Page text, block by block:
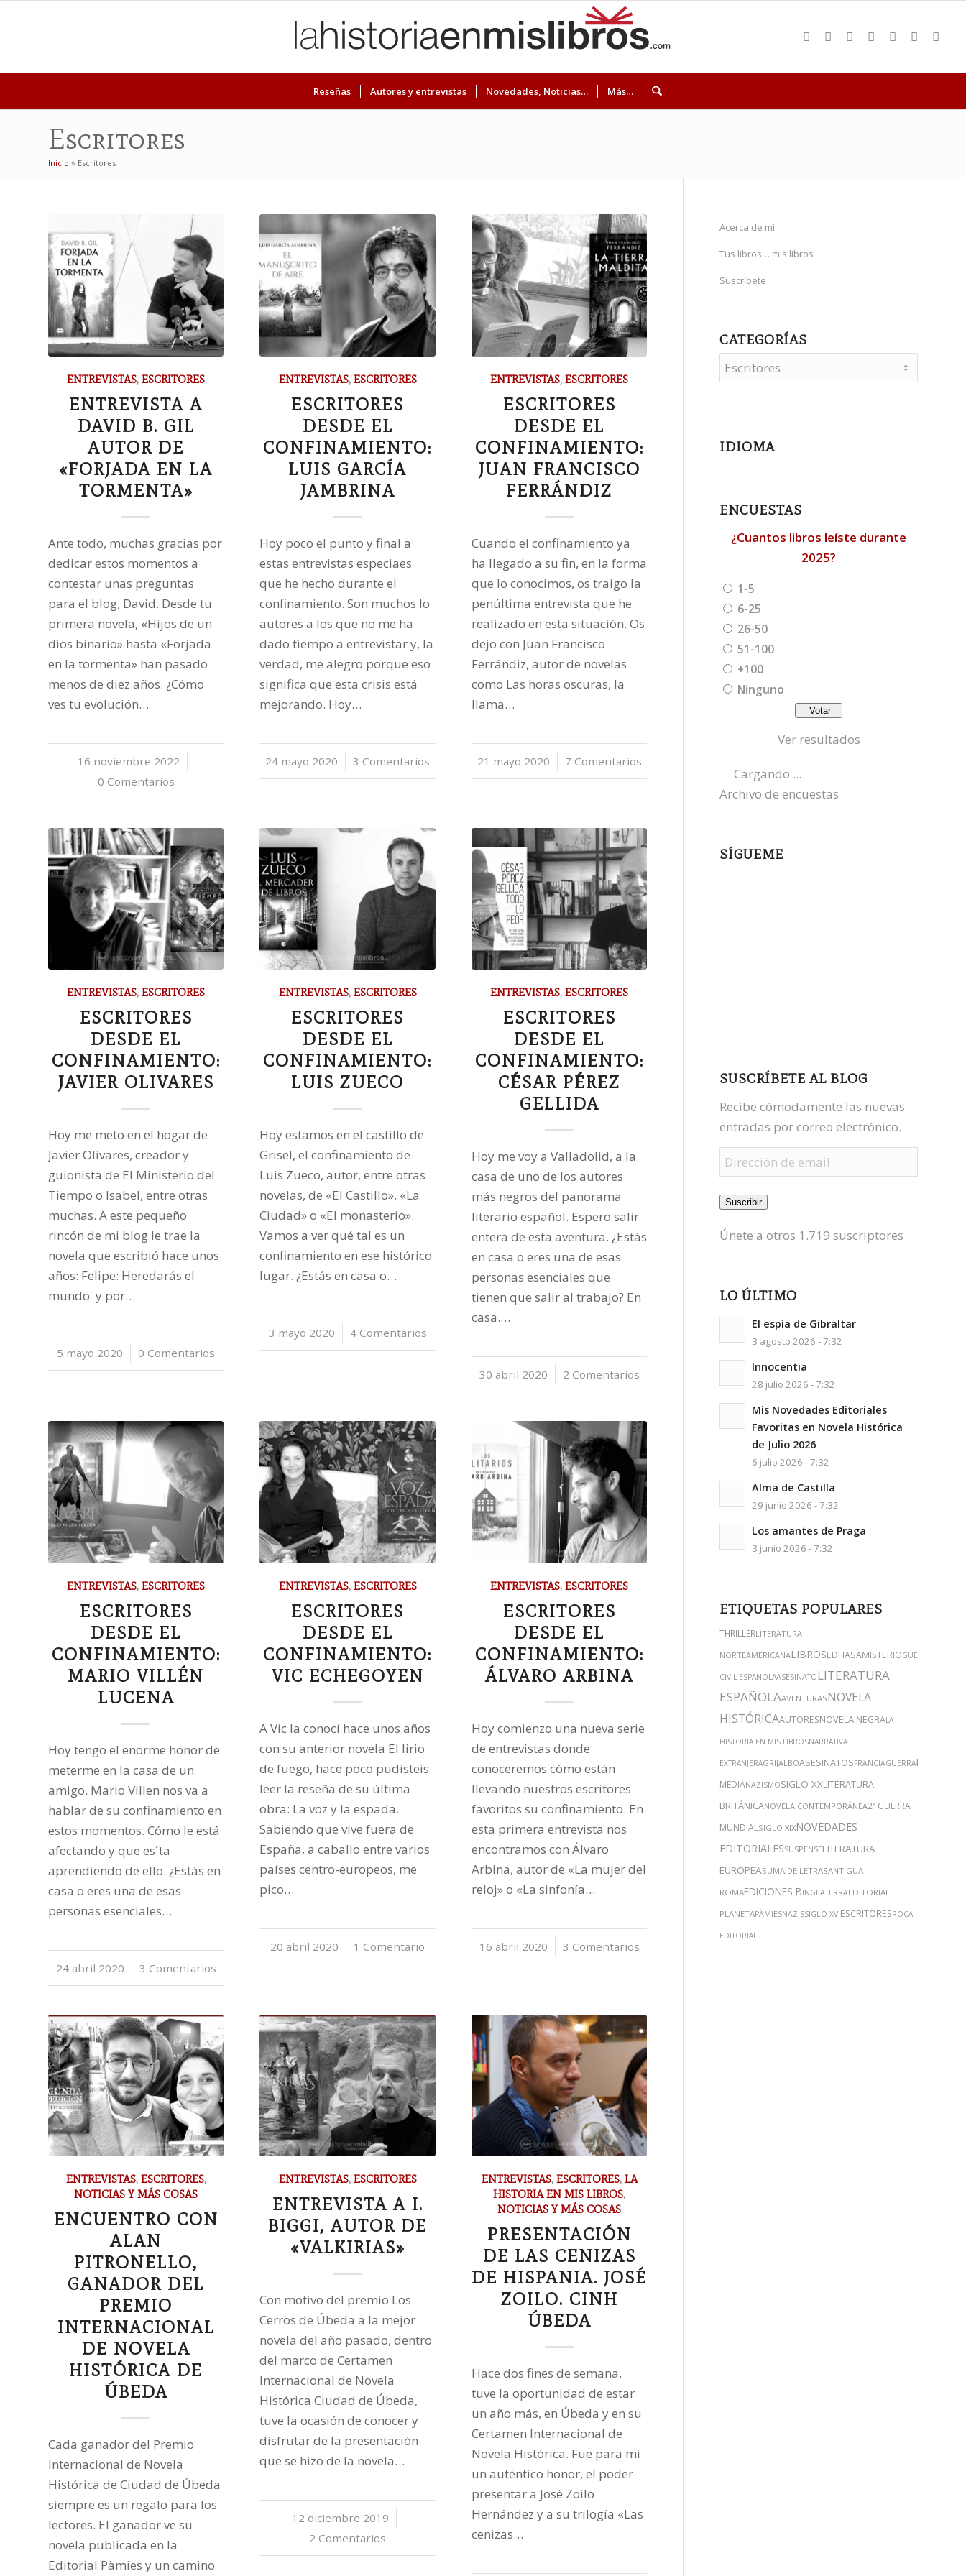
Reseñas Autores y entrevistas Novedades, Noticias… Más…
Escritores
Inicio » Escritores
ENTREVISTAS,ESCRITORES
ENTREVISTA A
DAVID B. GIL
AUTOR DE
«FORJADA EN LA
TORMENTA»
Ante todo, muchas gracias por
dedicar estos momentos a
contestar unas preguntas
para el blog, David. Desde tu
primera novela, «Hijos de un
dios binario» hasta «Forjada
en la tormenta» han pasado
menos de diez años. ¿Cómo
ves tu evolución…
16 noviembre 2022
/
0 Comentarios
ENTREVISTAS, ESCRITORES
ESCRITORES
DESDE EL
CONFINAMIENTO:
LUIS GARCÍA
JAMBRINA
Hoy poco el punto y final a
estas entrevistas especiaes
que he hecho durante el
confinamiento. Son muchos lo
autores a los que no me ha
dado tiempo a entrevistar y, la
verdad, me alegro porque eso
significa que esta crisis está
mejorando. Hoy…
24 mayo 2020
/ 3 Comentarios
ENTREVISTAS,ESCRITORES
ESCRITORES
DESDE EL
CONFINAMIENTO:
JUAN FRANCISCO
FERRÁNDIZ
Cuando el confinamiento ya
ha llegado a su fin, en la forma
que lo conocimos, os traigo la
penúltima entrevista que he
realizado en esta situación. Os
dejo con Juan Francisco
Ferrándiz, autor de novelas
como Las horas oscuras, la
llama…
21 mayo 2020
/ 7 Comentarios
ENTREVISTAS,ESCRITORES
ESCRITORES
DESDE EL
CONFINAMIENTO:
JAVIER OLIVARES
Hoy me meto en el hogar de
Javier Olivares, creador y
guionista de El Ministerio del
Tiempo o Isabel, entre otras
muchas. A este pequeño
rincón de mi blog le trae la
novela que escribió hace unos
años: Felipe: Heredarás el
mundo y por…
5 mayo 2020
/ 0 Comentarios
ENTREVISTAS, ESCRITORES
ESCRITORES
DESDE EL
CONFINAMIENTO:
LUIS ZUECO
Hoy estamos en el castillo de
Grisel, el confinamiento de
Luis Zueco, autor, entre otras
novelas, de «El Castillo», «La
Ciudad» o «El monasterio».
Vamos a ver qué tal es un
confinamiento en ese histórico
lugar. ¿Estás en casa o…
3 mayo 2020
/ 4 Comentarios
ENTREVISTAS,ESCRITORES
ESCRITORES
DESDE EL
CONFINAMIENTO:
CÉSAR PÉREZ
GELLIDA
Hoy me voy a Valladolid, a la
casa de uno de los autores
más negros del panorama
literario español. Espero salir
entera de esta aventura. ¿Estás
en casa o eres una de esas
personas esenciales que
tienen que salir al trabajo? En
casa.…
30 abril 2020
/ 2 Comentarios
ENTREVISTAS,ESCRITORES
ESCRITORES
DESDE EL
CONFINAMIENTO:
MARIO VILLÉN
LUCENA
Hoy tengo el enorme honor de
meterme en la casa de un
amigo. Mario Villen nos va a
hablar de su confinamiento en
estos momentos. Cómo le está
afectando y que es´ta
aprendiendo de ello. ¿Estás en
casa o eres una de esas
personas esenciales…
24 abril 2020
/ 3 Comentarios
ENTREVISTAS, ESCRITORES
ESCRITORES
DESDE EL
CONFINAMIENTO:
VIC ECHEGOYEN
A Vic la conocí hace unos años
con su anterior novela El lirio
de fuego, hace poco pudisteis
leer la reseña de su última
obra: La voz y la espada.
Sabiendo que vive fuera de
España, a caballo entre varios
países centro-europeos, me
pico…
20 abril 2020
/ 1 Comentario
ENTREVISTAS,ESCRITORES
ESCRITORES
DESDE EL
CONFINAMIENTO:
ÁLVARO ARBINA
Hoy comienzo una nueva serie
de entrevistas donde
conoceremos cómo están
llevando nuestros escritores
favoritos su confinamiento. En
esta primera entrevista nos
encontramos con Álvaro
Arbina, autor de «La mujer del
reloj» o «La sinfonía…
16 abril 2020
/ 3 Comentarios
ENTREVISTAS, ESCRITORES,
NOTICIAS Y MÁS COSAS
ENCUENTRO CON
ALAN
PITRONELLO,
GANADOR DEL
PREMIO
INTERNACIONAL
DE NOVELA
HISTÓRICA DE
ÚBEDA
Cada ganador del Premio
Internacional de Novela
Histórica de Ciudad de Úbeda
siempre es un regalo para los
lectores. El ganador ve su
novela publicada en la
Editorial Pàmies y un camino
ENTREVISTAS, ESCRITORES
ENTREVISTA A I.
BIGGI, AUTOR DE
«VALKIRIAS»
Con motivo del premio Los
Cerros de Úbeda a la mejor
novela del año pasado, dentro
del marco de Certamen
Internacional de Novela
Histórica Ciudad de Úbeda,
tuve la ocasión de conocer y
disfrutar de la presentación
que se hizo de la novela…
12 diciembre 2019
/
2 Comentarios
ENTREVISTAS, ESCRITORES, LA
HISTORIA EN MIS LIBROS,
NOTICIAS Y MÁS COSAS
PRESENTACIÓN
DE LAS CENIZAS
DE HISPANIA. JOSÉ
ZOILO. CINH
ÚBEDA
Hace dos fines de semana,
tuve la oportunidad de estar
un año más, en Úbeda y en su
Certamen Internacional de
Novela Histórica. Fue para mi
un auténtico honor, el poder
presentar a José Zoilo
Hernández y a su trilogía «Las
cenizas…
Acerca de mí
Tus libros… mis libros
Suscríbete
CATEGORÍAS
Categorías
IDIOMA
ENCUESTAS
¿Cuantos libros leíste durante
2025?
1-5
6-25
26-50
51-100
+100
Ninguno
Ver resultados
Cargando ...
Archivo de encuestas
SÍGUEME
SUSCRÍBETE AL BLOG
Recibe cómodamente las nuevas
entradas por correo electrónico.
Dirección
de
email
Suscribir
Únete a otros 1.719 suscriptores
LO ÚLTIMO
El espía de Gibraltar
3 agosto 2026 - 7:32
Innocentia
28 julio 2026 - 7:32
Mis Novedades Editoriales
Favoritas en Novela Histórica
de Julio 2026
6 julio 2026 - 7:32
Alma de Castilla
29 junio 2026 - 7:32
Los amantes de Praga
3 junio 2026 - 7:32
ETIQUETAS POPULARES
THRILLERLITERATURA
NORTEAMERICANALIBROSEDHASAMISTERIOGUERRA
CIVIL ESPAÑOLAASESINATOLITERATURA
ESPAÑOLAAVENTURASNOVELA
HISTÓRICAAUTORESNOVELA NEGRALA
HISTORIA EN MIS LIBROSNARRATIVA
EXTRANJERAGRIJALBOASESINATOSFRANCIAGUERRA
MEDIANAZISMOSIGLO XXLITERATURA
BRITÁNICANOVELA CONTEMPORÁNEA2ª GUERRA
MUNDIALSIGLO XIXNOVEDADES
EDITORIALESSUSPENSELITERATURA
EUROPEASUMA DE LETRASANTIGUA
ROMAEDICIONES BINGLATERRAEDITORIAL
PLANETAPÀMIESNAZISSIGLO XVIESCRITORESROCA
EDITORIAL